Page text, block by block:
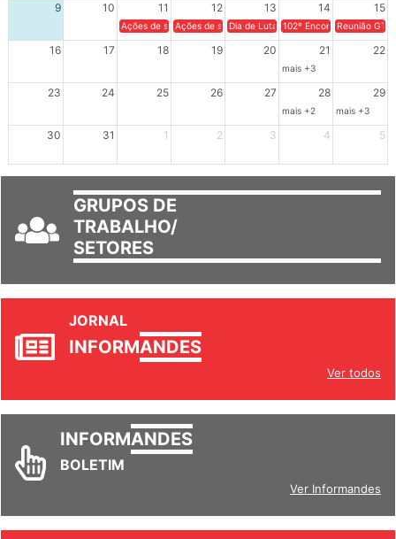
9 10 11 12 13 14 15
Ações de solidariedade a Cuba no Rio Grande do Sul - 100
Ações de solidariedade a Cuba no Rio Grande do
Dia de Luta em Defesa de Cuba e da
102º Encontro da
Reunião
16 17 18 19 20 21 22
mais +3
23 24 25 26 27 28 29
mais +2 mais +3
30 31 1 2 3 4 5
GRUPOS DE
TRABALHO/
SETORES
JORNAL
INFORMANDES
Ver todos
INFORMANDES
BOLETIM
Ver Informandes